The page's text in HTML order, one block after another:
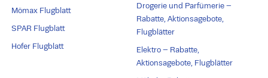
Mömax Flugblatt
SPAR Flugblatt
Hofer Flugblatt
Drogerie und Parfümerie –
Rabatte, Aktionsagebote,
Flugblätter
Elektro – Rabatte,
Aktionsagebote, Flugblätter